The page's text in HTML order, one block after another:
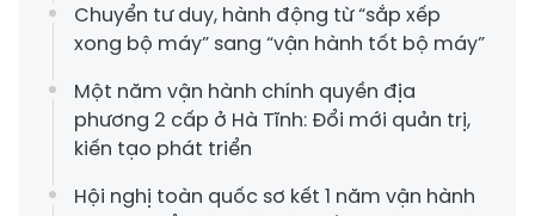
Chuyển tư duy, hành động từ “sắp xếp
xong bộ máy” sang “vận hành tốt bộ máy”
Một năm vận hành chính quyền địa
phương 2 cấp ở Hà Tĩnh: Đổi mới quản trị,
kiến tạo phát triển
Hội nghị toàn quốc sơ kết 1 năm vận hành